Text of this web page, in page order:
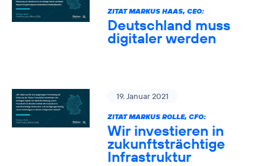
ZITAT MARKUS HAAS, CEO:
Deutschland muss
digitaler werden
19. Januar 2021
ZITAT MARKUS ROLLE, CFO:
Wir investieren in
zukunftsträchtige
Infrastruktur